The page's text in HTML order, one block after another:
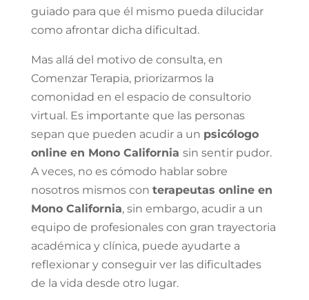
guiado para que él mismo pueda dilucidar
como afrontar dicha dificultad.
Mas allá del motivo de consulta, en
Comenzar Terapia, priorizarmos la
comonidad en el espacio de consultorio
virtual. Es importante que las personas
sepan que pueden acudir a un psicólogo
online en Mono California sin sentir pudor.
A veces, no es cómodo hablar sobre
nosotros mismos con terapeutas online en
Mono California, sin embargo, acudir a un
equipo de profesionales con gran trayectoria
académica y clínica, puede ayudarte a
reflexionar y conseguir ver las dificultades
de la vida desde otro lugar.